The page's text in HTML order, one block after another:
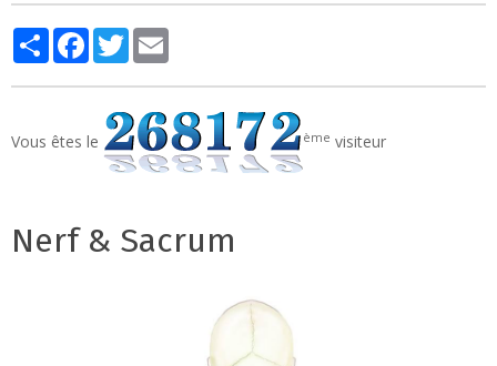
Nerf & Sacrum
PartagerFacebook
Twitter
Vous êtes le ème visiteur